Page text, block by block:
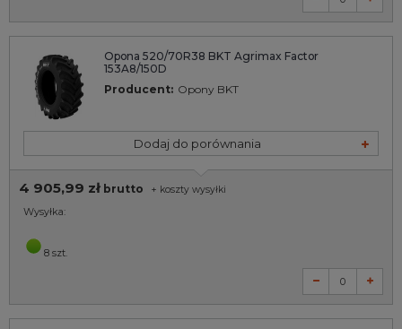
Opona 520/70R38 BKT Agrimax Factor
153A8/150D
Producent: Opony BKT
Dodaj do porównania
4 905,99 zł brutto + koszty wysyłki
Wysyłka:
8 szt.